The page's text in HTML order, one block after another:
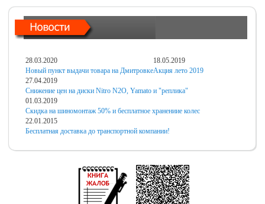
28.03.2020
Новый пункт выдачи товара на Дмитровке
18.05.2019
Акция лето 2019
27.04.2019
Снижение цен на диски Nitro N2O, Yamato и "реплика"
01.03.2019
Скидка на шиномонтаж 50% и бесплатное хранениие колес
22.01.2015
Бесплатная доставка до транспортной компании!